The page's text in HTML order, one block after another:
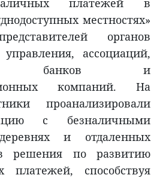
платежей в
местностях»
органов
управления, ассоциаций,
банков и
компаний. На
проанализировали
с безналичными
и отдаленных
решения по развитию
платежей, способствуя